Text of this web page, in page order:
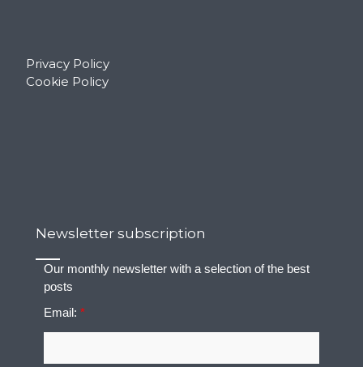
Privacy Policy
Cookie Policy
Newsletter subscription
Our monthly newsletter with a selection of the best
posts
Email:*